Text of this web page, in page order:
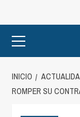
Menu
INICIO
ROMPER SU